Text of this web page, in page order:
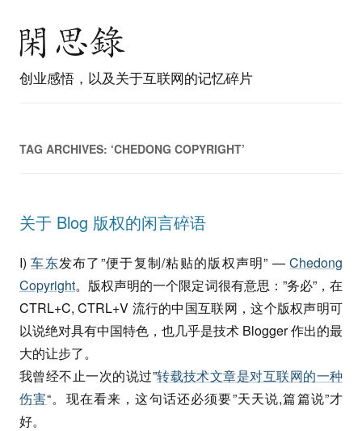
创业感悟，以及关于互联网的记忆碎片
TAG ARCHIVES: ‘CHEDONG COPYRIGHT’
关于 Blog 版权的闲言碎语
I)车东发布了”便于复制/粘贴的版权声明” —Chedong
Copyright。版权声明的一个限定词很有意思：”务必”，在
CTRL+C, CTRL+V 流行的中国互联网，这个版权声明可
以说绝对具有中国特色，也几乎是技术 Blogger 作出的最
大的让步了。
我曾经不止一次的说过”转载技术文章是对互联网的一种
伤害“。现在看来，这句话还必须要”天天说,篇篇说”才
好。